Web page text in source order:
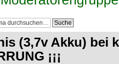
(3,7v Akku) bei
¡¡¡